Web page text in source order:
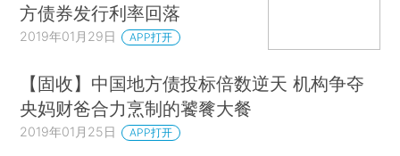
方债券发行利率回落
2019年01月29日 APP打开
【固收】中国地方债投标倍数逆天 机构争夺
央妈财爸合力烹制的饕餮大餐
2019年01月25日 APP打开